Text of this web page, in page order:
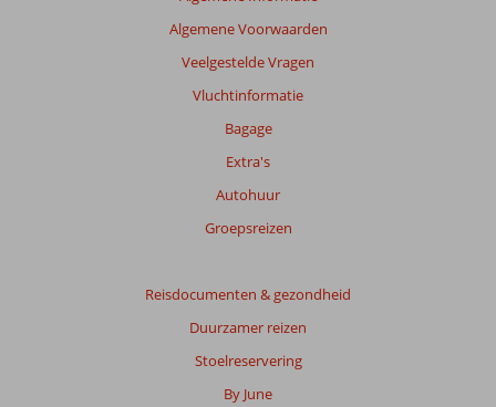
Algemene Voorwaarden
Veelgestelde Vragen
Vluchtinformatie
Bagage
Extra's
Autohuur
Groepsreizen
Reisdocumenten & gezondheid
Duurzamer reizen
Stoelreservering
By June